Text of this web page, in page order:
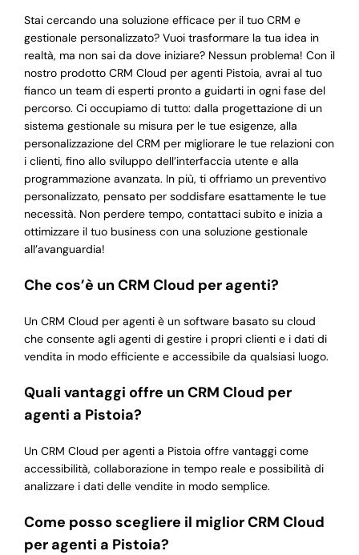
Stai cercando una soluzione efficace per il tuo CRM e
gestionale personalizzato? Vuoi trasformare la tua idea in
realtà, ma non sai da dove iniziare? Nessun problema! Con il
nostro prodotto CRM Cloud per agenti Pistoia, avrai al tuo
fianco un team di esperti pronto a guidarti in ogni fase del
percorso. Ci occupiamo di tutto: dalla progettazione di un
sistema gestionale su misura per le tue esigenze, alla
personalizzazione del CRM per migliorare le tue relazioni con
i clienti, fino allo sviluppo dell’interfaccia utente e alla
programmazione avanzata. In più, ti offriamo un preventivo
personalizzato, pensato per soddisfare esattamente le tue
necessità. Non perdere tempo, contattaci subito e inizia a
ottimizzare il tuo business con una soluzione gestionale
all’avanguardia!
Che cos’è un CRM Cloud per agenti?
Un CRM Cloud per agenti è un software basato su cloud
che consente agli agenti di gestire i propri clienti e i dati di
vendita in modo efficiente e accessibile da qualsiasi luogo.
Quali vantaggi offre un CRM Cloud per
agenti a Pistoia?
Un CRM Cloud per agenti a Pistoia offre vantaggi come
accessibilità, collaborazione in tempo reale e possibilità di
analizzare i dati delle vendite in modo semplice.
Come posso scegliere il miglior CRM Cloud
per agenti a Pistoia?